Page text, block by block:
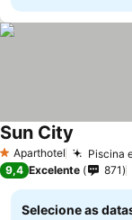
1 Estrelas
Aparthotel Piscina
Sun City
9,4 Excelente 871
Selecione as